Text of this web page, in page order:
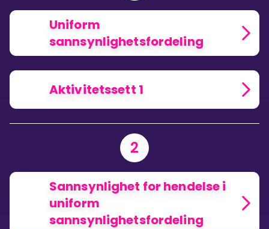
Uniform
sannsynlighetsfordeling
Aktivitetssett 1
2
Sannsynlighet for hendelse i
uniform
sannsynlighetsfordeling